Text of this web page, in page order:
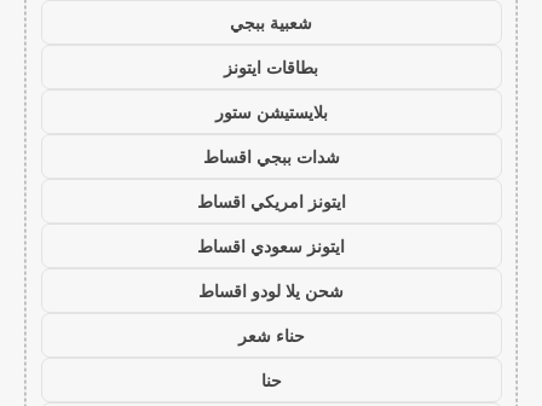
شعبية ببجي
بطاقات ايتونز
بلايستيشن ستور
شدات ببجي اقساط
ايتونز امريكي اقساط
ايتونز سعودي اقساط
شحن يلا لودو اقساط
حناء شعر
حنا